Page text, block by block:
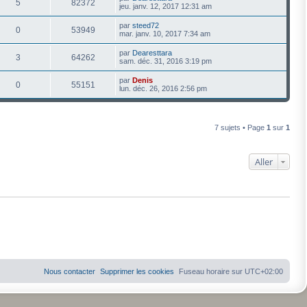
5 82372
jeu. janv. 12, 2017 12:31 am
0 53949 par steed72
mar. janv. 10, 2017 7:34 am
3 64262 par Dearesttara
sam. déc. 31, 2016 3:19 pm
0 55151 par Denis
lun. déc. 26, 2016 2:56 pm
7 sujets • Page 1 sur 1
Aller
Fuseau horaire sur UTC+02:00
Supprimer les cookies
Nous contacter